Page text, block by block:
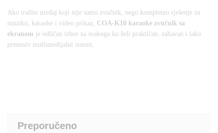
Ako tražite uređaj koji nije samo zvučnik, nego kompletno rješenje za
muziku, karaoke i video prikaz, COA-K10 karaoke zvučnik sa
ekranom je odličan izbor za svakoga ko želi praktičan, zabavan i lako
prenosiv multimedijalni sistem.
Preporučeno